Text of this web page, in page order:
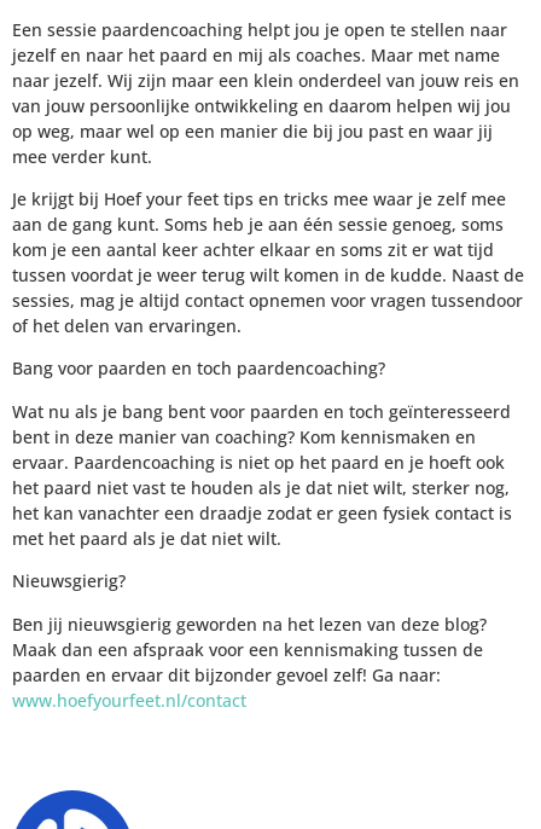
Een sessie paardencoaching helpt jou je open te stellen naar
jezelf en naar het paard en mij als coaches. Maar met name
naar jezelf. Wij zijn maar een klein onderdeel van jouw reis en
van jouw persoonlijke ontwikkeling en daarom helpen wij jou
op weg, maar wel op een manier die bij jou past en waar jij
mee verder kunt.
Je krijgt bij Hoef your feet tips en tricks mee waar je zelf mee
aan de gang kunt. Soms heb je aan één sessie genoeg, soms
kom je een aantal keer achter elkaar en soms zit er wat tijd
tussen voordat je weer terug wilt komen in de kudde. Naast de
sessies, mag je altijd contact opnemen voor vragen tussendoor
of het delen van ervaringen.
Bang voor paarden en toch paardencoaching?
Wat nu als je bang bent voor paarden en toch geïnteresseerd
bent in deze manier van coaching? Kom kennismaken en
ervaar. Paardencoaching is niet op het paard en je hoeft ook
het paard niet vast te houden als je dat niet wilt, sterker nog,
het kan vanachter een draadje zodat er geen fysiek contact is
met het paard als je dat niet wilt.
Nieuwsgierig?
Ben jij nieuwsgierig geworden na het lezen van deze blog?
Maak dan een afspraak voor een kennismaking tussen de
paarden en ervaar dit bijzonder gevoel zelf! Ga naar:
www.hoefyourfeet.nl/contact